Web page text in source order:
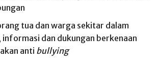
tua dan warga sekitar dalam
informasi dan dukungan berkenaan
anti bullying